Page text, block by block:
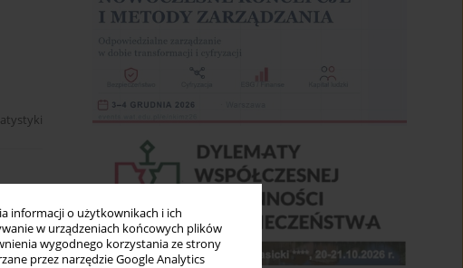
informacji o użytkownikach i ich
w urządzeniach końcowych plików
wygodnego korzystania ze strony
przez narzędzie Google Analytics